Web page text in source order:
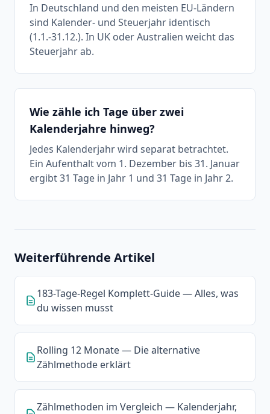
In Deutschland und den meisten EU-Ländern
sind Kalender- und Steuerjahr identisch
(1.1.-31.12.). In UK oder Australien weicht das
Steuerjahr ab.
Wie zähle ich Tage über zwei
Kalenderjahre hinweg?
Jedes Kalenderjahr wird separat betrachtet.
Ein Aufenthalt vom 1. Dezember bis 31. Januar
ergibt 31 Tage in Jahr 1 und 31 Tage in Jahr 2.
Weiterführende Artikel
183-Tage-Regel Komplett-Guide — Alles, was
du wissen musst
Rolling 12 Monate — Die alternative
Zählmethode erklärt
Zählmethoden im Vergleich — Kalenderjahr,